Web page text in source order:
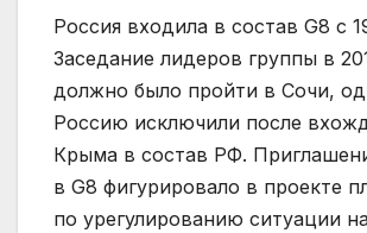
Россия входила в состав G8 с
Заседание лидеров группы в
должно было пройти в Сочи,
Россию исключили после
Крыма в состав РФ.
в G8 фигурировало в проекте
по урегулированию ситуации